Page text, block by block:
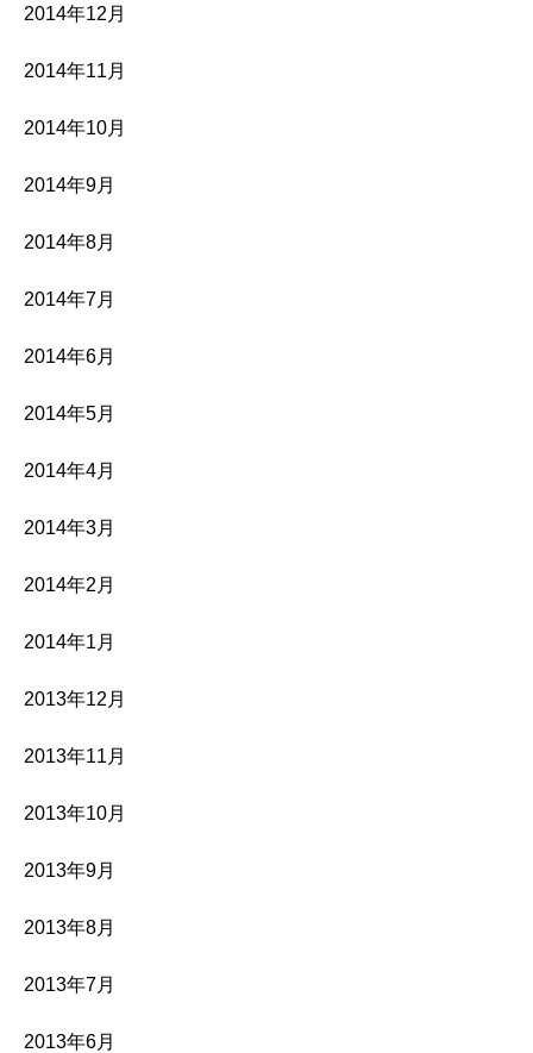
2014年12月
2014年11月
2014年10月
2014年9月
2014年8月
2014年7月
2014年6月
2014年5月
2014年4月
2014年3月
2014年2月
2014年1月
2013年12月
2013年11月
2013年10月
2013年9月
2013年8月
2013年7月
2013年6月